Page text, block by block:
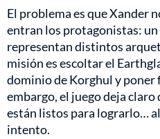
El problema es que Xander
entran los protagonistas:
representan distintos
misión es escoltar el
dominio de Korghul y poner
embargo, el juego deja
están listos para lograrlo…
intento.